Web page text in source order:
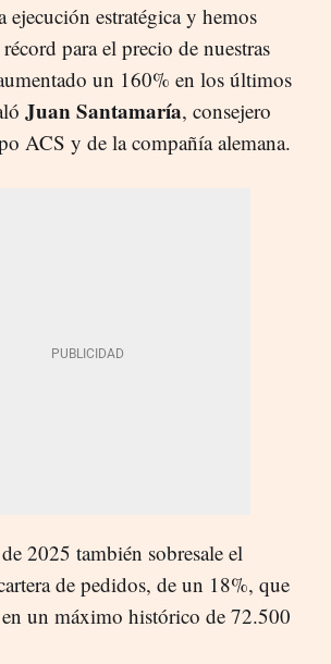
ejecución estratégica y hemos
para el precio de nuestras
un 160% en los últimos
Juan Santamaría, consejero
ACS y de la compañía alemana.
2025 también sobresale el
de pedidos, de un 18%, que
un máximo histórico de 72.500